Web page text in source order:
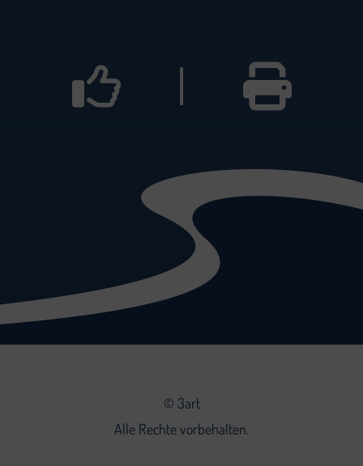
|
© 3art
Alle Rechte vorbehalten.